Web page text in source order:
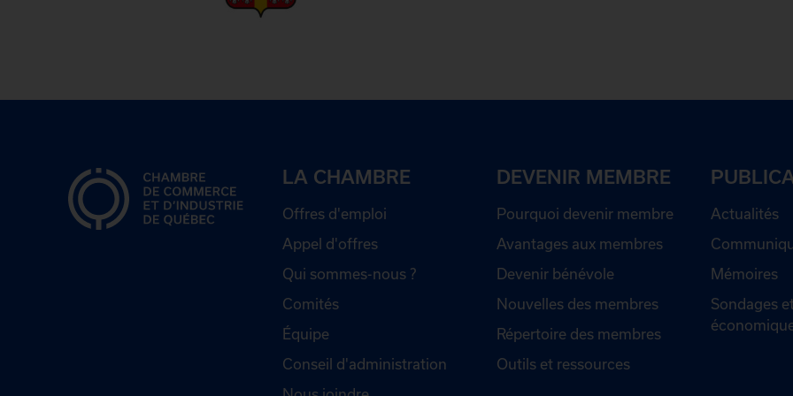
LA CHAMBRE
Offres d'emploi
Appel d'offres
Qui sommes-nous ?
Comités
Équipe
Conseil d'administration
DEVENIR MEMBRE
Pourquoi devenir membre
Avantages aux membres
Devenir bénévole
Nouvelles des membres
Répertoire des membres
Outils et ressources
Actualités
Mémoires
Sondages